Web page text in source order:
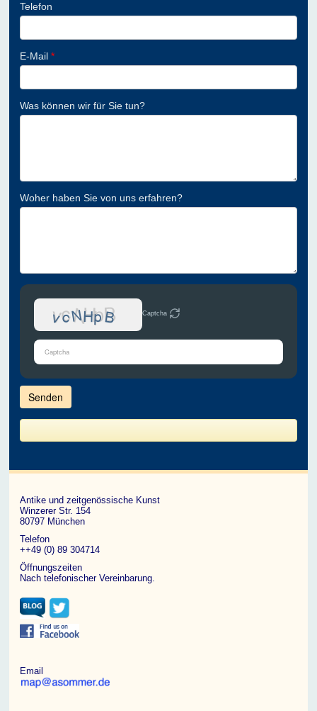
Telefon
E-Mail*
Was können wir für Sie tun?
Woher haben Sie von uns erfahren?
Captcha
gib
die
im
CAPTCHA
angezeigten
bestätigen,
ein
Mensch
bist.
Antike und zeitgenössische Kunst
Winzerer Str. 154
80797 München
Telefon
++49 (0) 89 304714
Öffnungszeiten
Nach telefonischer Vereinbarung.
Email